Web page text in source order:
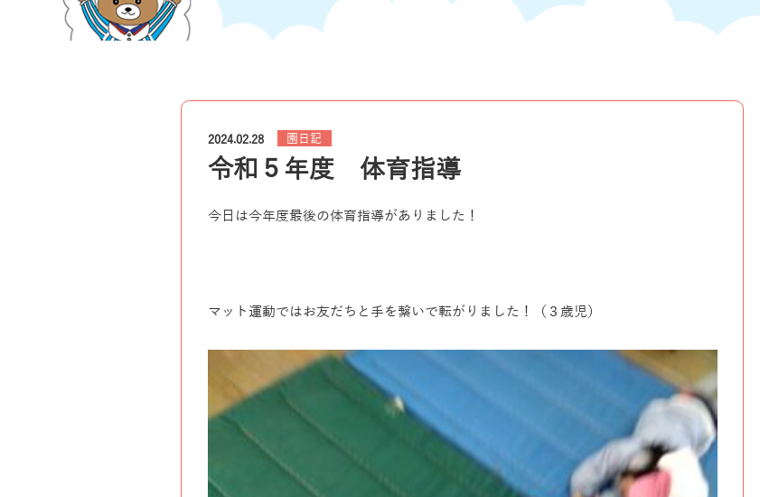
2024.02.28 園日記
令和５年度 体育指導
今日は今年度最後の体育指導がありました！
マット運動ではお友だちと手を繋いで転がりました！（３歳児）